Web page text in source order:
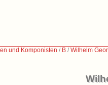
und Komponisten / B /Wilhelm